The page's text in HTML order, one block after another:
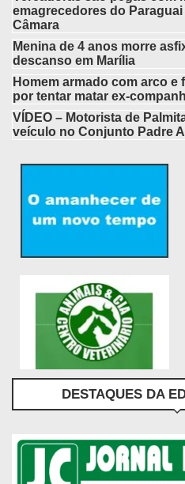
emagrecedores do
Câmara
Menina de 4 anos morre
descanso em Marília
Homem armado com arco e
por tentar matar ex-
VÍDEO – Motorista de
veículo no Conjunto Padre
DESTAQUES DA